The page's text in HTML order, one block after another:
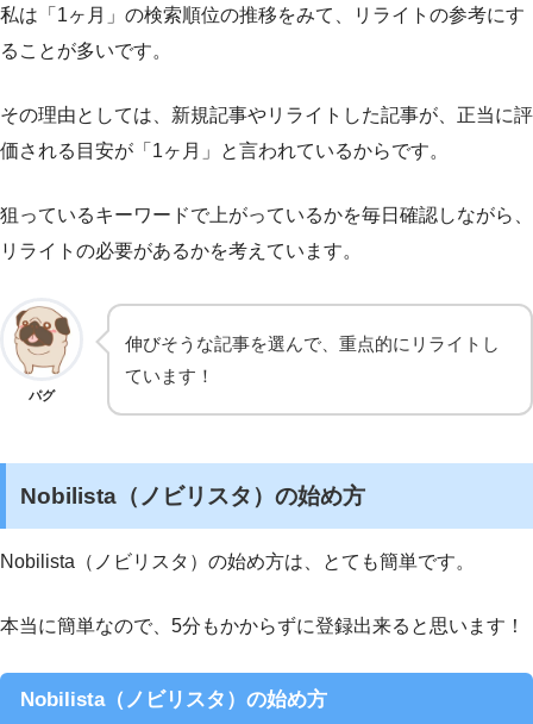
私は「1ヶ月」の検索順位の推移をみて、リライトの参考にす
ることが多いです。
その理由としては、新規記事やリライトした記事が、正当に評
価される目安が「1ヶ月」と言われているからです。
狙っているキーワードで上がっているかを毎日確認しながら、
リライトの必要があるかを考えています。
パグ
伸びそうな記事を選んで、重点的にリライトし
ています！
Nobilista（ノビリスタ）の始め方
Nobilista（ノビリスタ）の始め方は、とても簡単です。
本当に簡単なので、5分もかからずに登録出来ると思います！
Nobilista（ノビリスタ）の始め方